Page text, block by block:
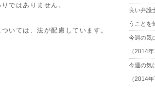
ではありません。
いては、法が配慮しています。
良い弁護
うことを
今週の気
（2014
今週の気
（2014